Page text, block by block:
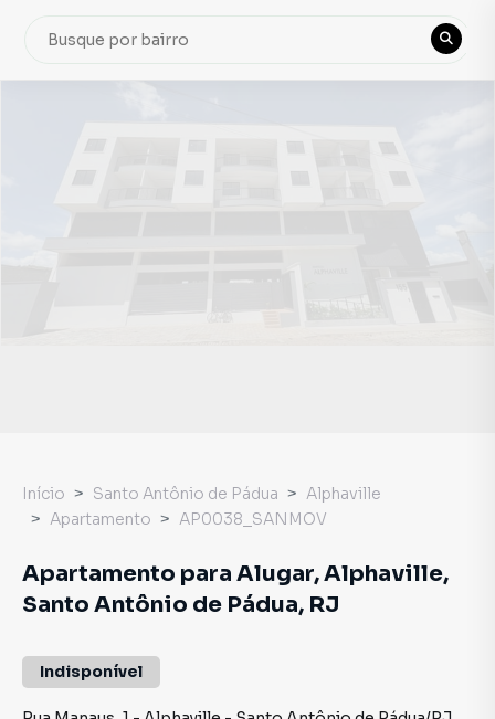
Início Santo Antônio de Pádua
Alphaville
Apartamento
AP0038_SANMOV
Apartamento para Alugar, Alphaville,
Santo Antônio de Pádua, RJ
Indisponível